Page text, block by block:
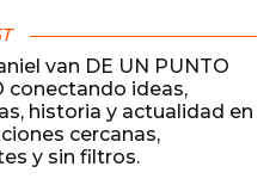
van DE UN PUNTO
conectando ideas,
historia y actualidad en
cercanas,
y sin filtros.